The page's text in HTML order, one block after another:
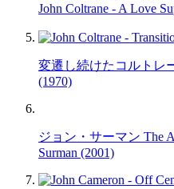
John Coltrane - A Love
変遷し続けたコルトレ
(1970)
ジョン・サーマン The
Surman (2001)